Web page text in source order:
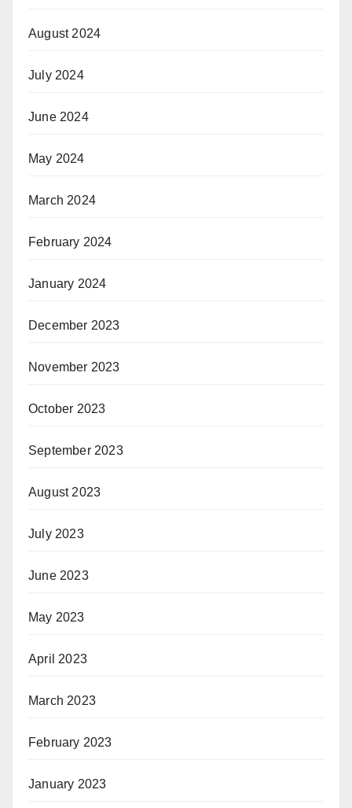
August 2024
July 2024
June 2024
May 2024
March 2024
February 2024
January 2024
December 2023
November 2023
October 2023
September 2023
August 2023
July 2023
June 2023
May 2023
April 2023
March 2023
February 2023
January 2023